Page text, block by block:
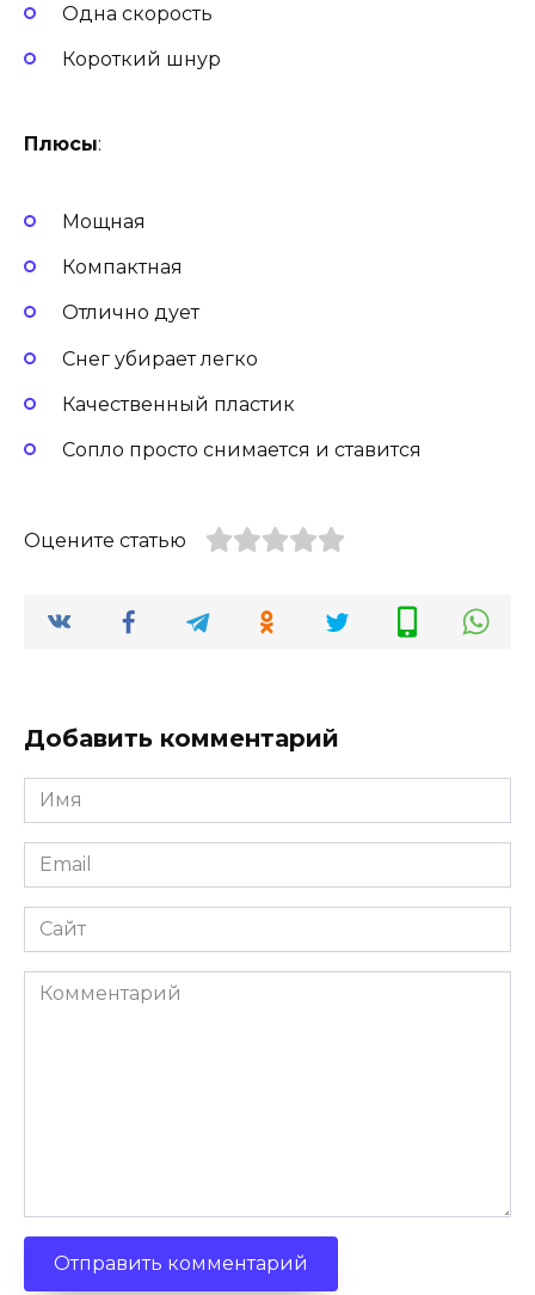
Одна скорость
Короткий шнур
Плюсы:
Мощная
Компактная
Отлично дует
Снег убирает легко
Качественный пластик
Сопло просто снимается и ставится
Оцените статью
Добавить комментарий
Имя
Email
Сайт
Комментарий